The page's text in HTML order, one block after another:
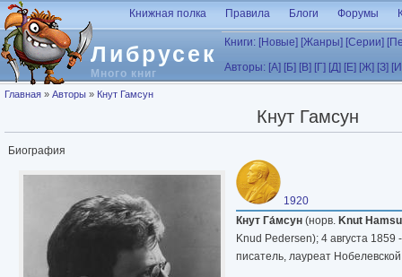
Перейти к основному содержанию
Либрусек
Много книг
Книжная полка Правила Блоги Форумы
Книги: [Новые] [Жанры] [Серии]
Авторы: [А] [Б] [В] [Г] [Д] [Е] [Ж] [З]
Вы здесь
Главная » Авторы » Кнут Гамсун
Кнут Гамсун
Биография
1920
Кнут Га́мсун (норв. Knut
Knud Pedersen); 4 августа
писатель, лауреат